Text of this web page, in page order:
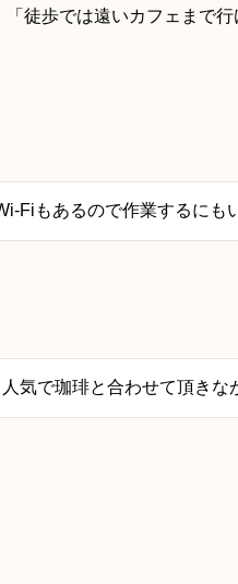
徒歩では遠いカフェまで行
Fiもあるので作業するに
気で珈琲と合わせて頂き